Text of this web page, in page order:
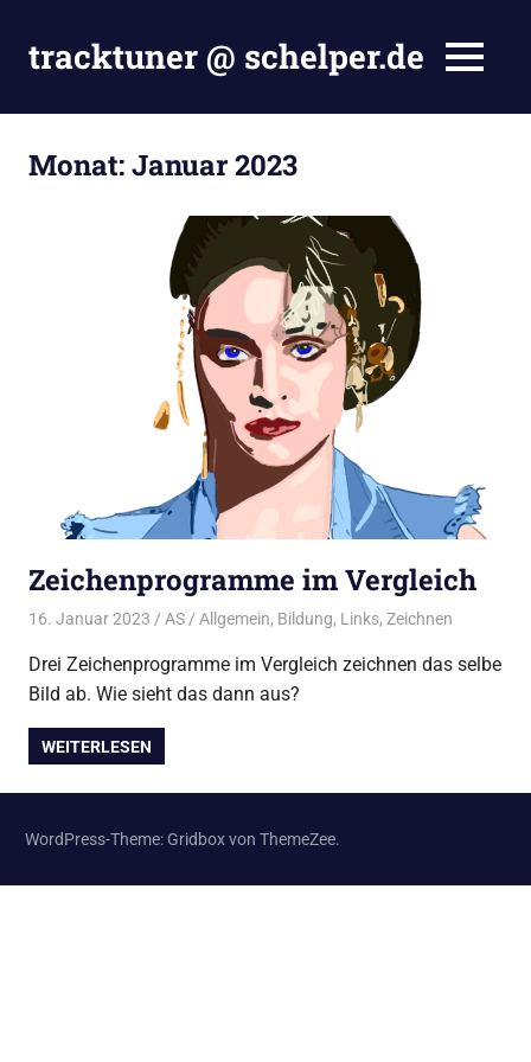
Inhalt
springen
tracktuner @ schelper.de
my
MENÜ
Monat:Januar 2023
Zeichenprogramme im Vergleich
16. Januar 2023 AS Allgemein, Bildung, Links, Zeichnen
Drei Zeichenprogramme im Vergleich zeichnen das selbe
Bild ab. Wie sieht das dann aus?
WEITERLESEN
WordPress-Theme: Gridbox von ThemeZee.